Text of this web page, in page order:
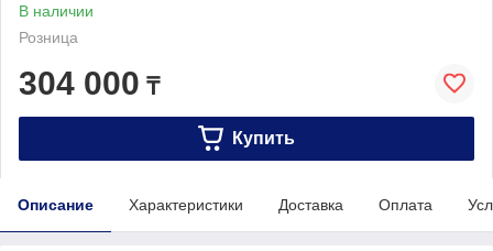
В наличии
Розница
304 000 ₸
Купить
Описание Характеристики Доставка Оплата